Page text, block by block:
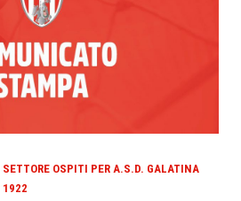
OSPITI PER A.S.D. GALATINA
1922